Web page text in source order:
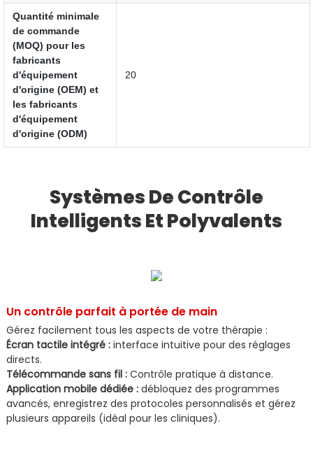
Quantité minimale
de commande
(MOQ) pour les
fabricants
d'équipement
d'origine (OEM) et
les fabricants
d'équipement
d'origine (ODM)
20
Systèmes De Contrôle
Intelligents Et Polyvalents
Un contrôle parfait à portée de main
Gérez facilement tous les aspects de votre thérapie :
Écran tactile intégré :interface intuitive pour des réglages
directs.
Télécommande sans fil :Contrôle pratique à distance.
Application mobile dédiée :débloquez des programmes
avancés, enregistrez des protocoles personnalisés et gérez
plusieurs appareils (idéal pour les cliniques).